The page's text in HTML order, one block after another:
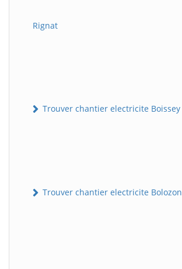
Rignat
Trouver chantier electricite Boissey
Trouver chantier electricite Bolozon